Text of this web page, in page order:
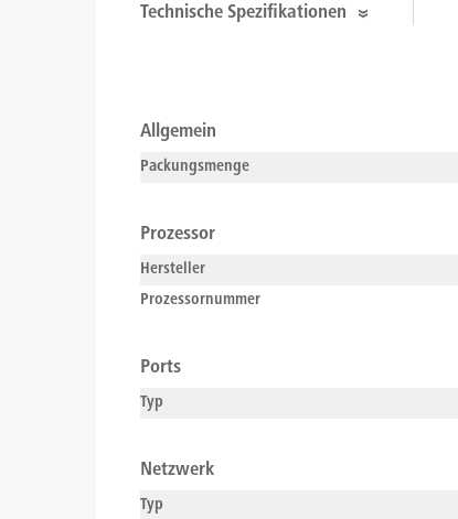
Technische Spezifikationen
Allgemein
Packungsmenge
Prozessor
Hersteller
Prozessornummer
Ports
Typ
Netzwerk
Typ